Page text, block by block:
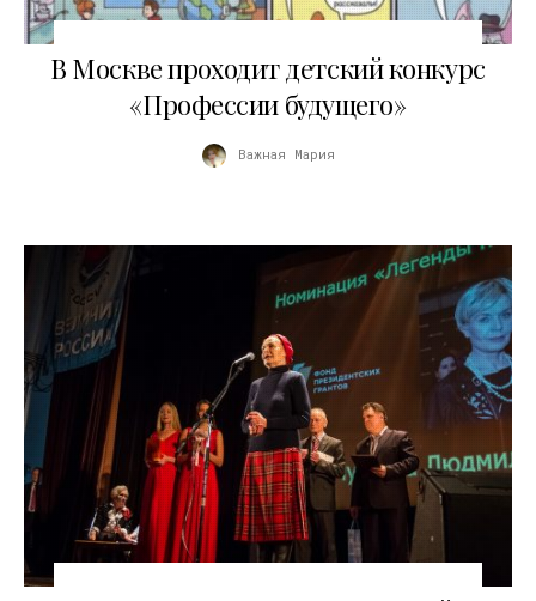
17.11.2018
В Москве проходит детский конкурс
«Профессии будущего»
Важная Мария